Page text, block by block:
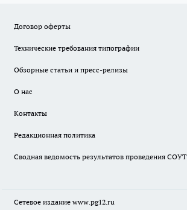
Договор оферты
Технические требования типографии
Обзорные статьи и пресс-релизы
О нас
Контакты
Редакционная политика
Сводная ведомость результатов проведения СОУТ
Сетевое издание www.pg12.ru